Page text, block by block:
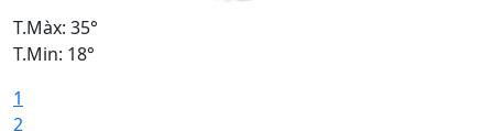
T.Màx: 35°
T.Min: 18°
1
2